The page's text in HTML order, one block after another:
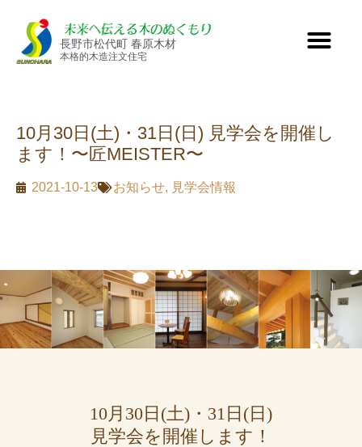
長野市松代町 春原木材
本格的木造注文住宅
10月30日(土)・31日(日) 見学会を開催し
ます！〜匠MEISTER〜
2021-10-13 お知らせ, 見学会情報
10月30日(土)・31日(日)
見学会を開催します！